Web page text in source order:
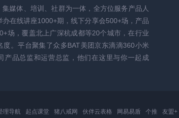
媒体、培训、社群为一体，全方位服务产品人
在线讲座1000+期，线下分享会500+场，产品
场，覆盖北上广深杭成都等20个城市，在行业
度。平台聚集了众多BAT美团京东滴滴360小米
产品总监和运营总监，他们在这里与你一起成
理导航 起点课堂 猪八戒网 伙伴云表格 网易易盾 个推 友盟+